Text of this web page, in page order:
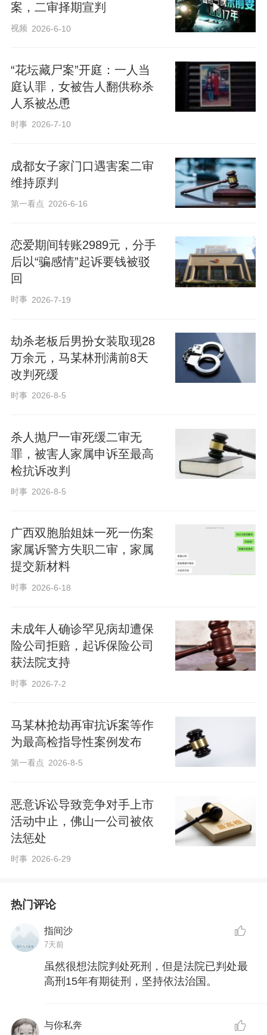
案，二审择期宣判
视频 2026-6-10
“花坛藏尸案”开庭：一人当
庭认罪，女被告人翻供称杀
人系被怂恿
时事 2026-7-10
成都女子家门口遇害案二审
维持原判
第一看点 2026-6-16
恋爱期间转账2989元，分手
后以“骗感情”起诉要钱被驳
回
时事 2026-7-19
劫杀老板后男扮女装取现28
万余元，马某林刑满前8天
改判死缓
时事 2026-8-5
杀人抛尸一审死缓二审无
罪，被害人家属申诉至最高
检抗诉改判
时事 2026-8-5
广西双胞胎姐妹一死一伤案
家属诉警方失职二审，家属
提交新材料
时事 2026-6-18
未成年人确诊罕见病却遭保
险公司拒赔，起诉保险公司
获法院支持
时事 2026-7-2
马某林抢劫再审抗诉案等作
为最高检指导性案例发布
第一看点 2026-8-5
恶意诉讼导致竞争对手上市
活动中止，佛山一公司被依
法惩处
时事 2026-6-29
热门评论
指间沙
7天前
虽然很想法院判处死刑，但是法院已判处最
高刑15年有期徒刑，坚持依法治国。
与你私奔